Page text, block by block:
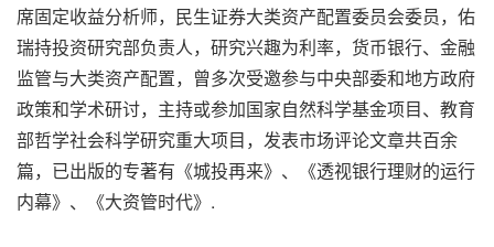
席固定收益分析师，民生证券大类资产配置委员会委员，佑
瑞持投资研究部负责人，研究兴趣为利率，货币银行、金融
监管与大类资产配置，曾多次受邀参与中央部委和地方政府
政策和学术研讨，主持或参加国家自然科学基金项目、教育
部哲学社会科学研究重大项目，发表市场评论文章共百余
篇，已出版的专著有《城投再来》、《透视银行理财的运行
内幕》、《大资管时代》.